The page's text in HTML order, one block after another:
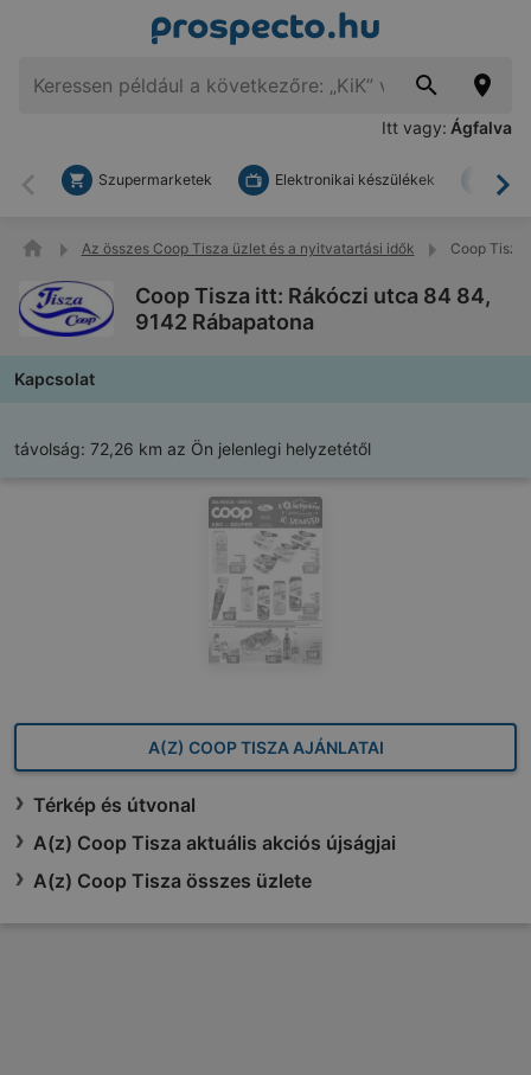
Itt vagy: Ágfalva
Vissza
Szupermarketek Elektronikai készülékek
Az összes Coop Tisza üzlet és a nyitvatartási idők Coop
Coop Tisza itt: Rákóczi utca 84 84,
9142 Rábapatona
Kapcsolat
távolság: 72,26 km az Ön jelenlegi helyzetétől
A(Z) COOP TISZA AJÁNLATAI
Térkép és útvonal
A(z) Coop Tisza aktuális akciós újságjai
A(z) Coop Tisza összes üzlete